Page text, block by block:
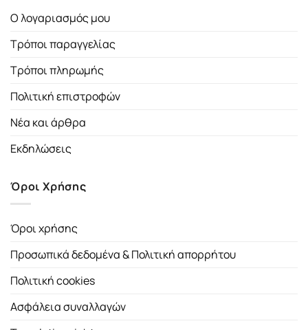
Ο λογαριασμός μου
Τρόποι παραγγελίας
Τρόποι πληρωμής
Πολιτική επιστροφών
Νέα και άρθρα
Εκδηλώσεις
Όροι Χρήσης
Όροι χρήσης
Προσωπικά δεδομένα & Πολιτική απορρήτου
Πολιτική cookies
Ασφάλεια συναλλαγών